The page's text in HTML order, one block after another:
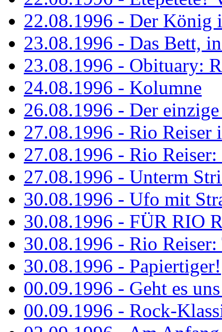
22.08.1996 - Der König
23.08.1996 - Das Bett,
23.08.1996 - Obituary:
24.08.1996 - Kolumne
26.08.1996 - Der
27.08.1996 - Rio Reiser
27.08.1996 - Rio
27.08.1996 - Unterm
30.08.1996 - Ufo mit
30.08.1996 - FÜR RIO
30.08.1996 - Rio
30.08.1996 - Papiertiger!
00.09.1996 - Geht es
00.09.1996 - Rock-